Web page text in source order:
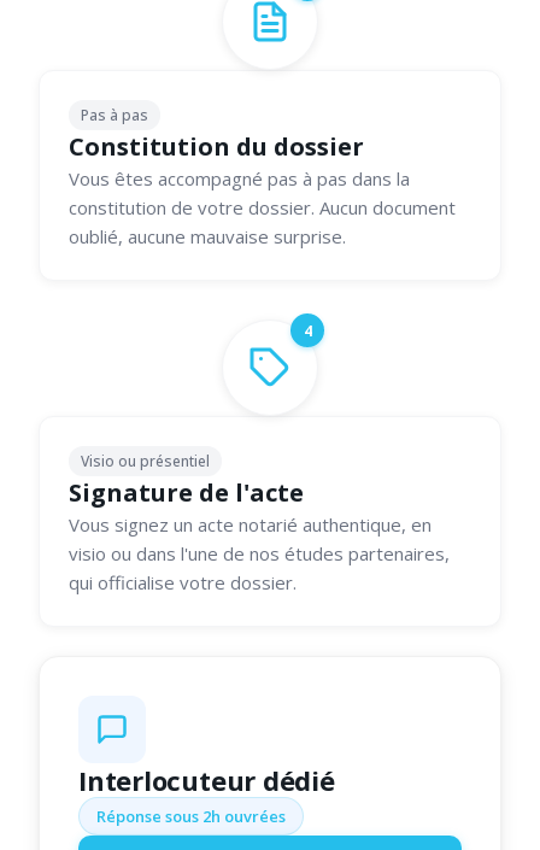
Pas à pas
Constitution du dossier
Vous êtes accompagné pas à pas dans la
constitution de votre dossier. Aucun document
oublié, aucune mauvaise surprise.
4
Visio ou présentiel
Signature de l'acte
Vous signez un acte notarié authentique, en
visio ou dans l'une de nos études partenaires,
qui officialise votre dossier.
Interlocuteur dédié
Réponse sous 2h ouvrées